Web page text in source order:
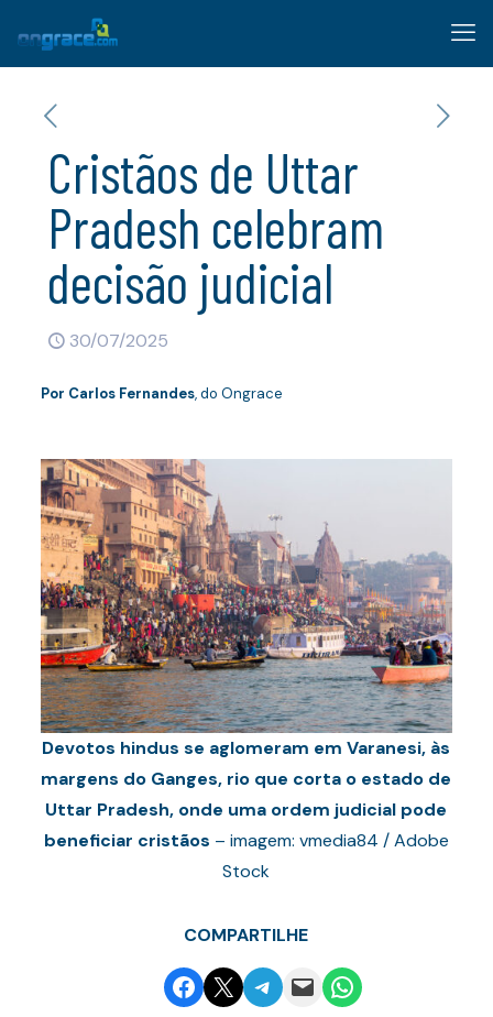
Cristãos de Uttar
Pradesh celebram
decisão judicial
30/07/2025
Por Carlos Fernandes, do Ongrace
Devotos hindus se aglomeram em Varanesi, às
margens do Ganges, rio que corta o estado de
Uttar Pradesh, onde uma ordem judicial pode
beneficiar cristãos – imagem: vmedia84 / Adobe
Stock
COMPARTILHE
Share on Facebook
Email this PageShare on Telegram
Email this PageShare on WhatsApp